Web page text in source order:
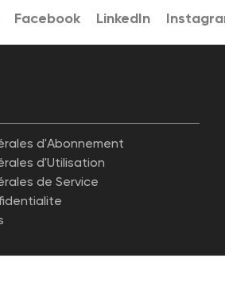
Facebook LinkedIn
d'Abonnement
d'Utilisation
de Service